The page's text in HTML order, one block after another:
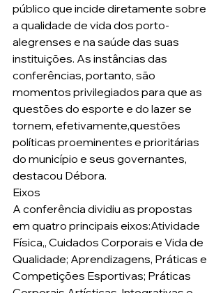
público que incide diretamente sobre
a qualidade de vida dos porto-
alegrenses e na saúde das suas
instituições. As instâncias das
conferências, portanto, são
momentos privilegiados para que as
questões do esporte e do lazer se
tornem, efetivamente,questões
políticas proeminentes e prioritárias
do município e seus governantes,
destacou Débora.
Eixos
A conferência dividiu as propostas
em quatro principais eixos:Atividade
Física,, Cuidados Corporais e Vida de
Qualidade; Aprendizagens, Práticas e
Competições Esportivas; Práticas